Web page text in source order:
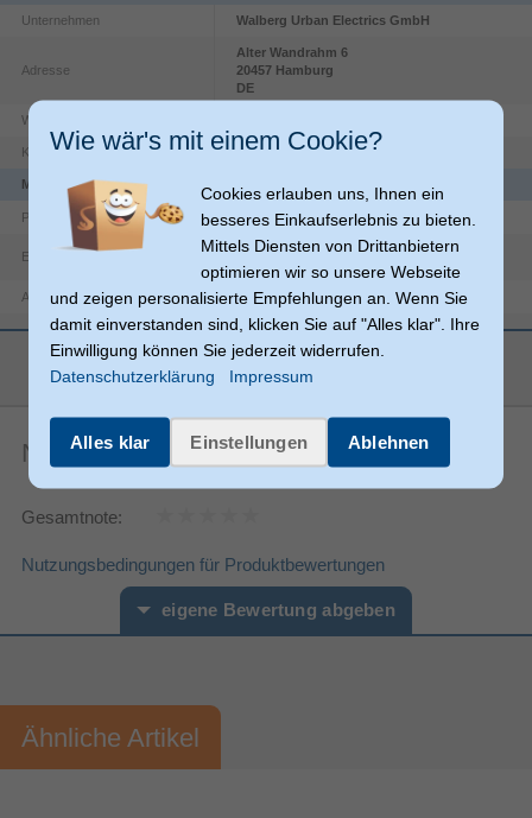
Unternehmen Walberg Urban Electrics GmbH
Adresse
Alter Wandrahm 6
20457 Hamburg
DE
Website
Kontakt service@my-egret.com
Merkmale
Produkttyp Electric scooter bag
Einfache Installation
Anzahl 1
Produktfarbe Schwarz
Markenkompatibilität
Artikelnummer 13990014463
Herstellerartikelnummer ME_19031
mehr anzeigen
Noch keine Artikelbewertungen
Gesamtnote:
Nutzungsbedingungen für Produktbewertungen
eigene Bewertung abgeben
Ihre Bewertung:
Ähnliche Artikel
Wie wär's mit einem Cookie?
Cookies erlauben uns, Ihnen ein
besseres Einkaufserlebnis zu bieten.
Mittels Diensten von Drittanbietern
optimieren wir so unsere Webseite
und zeigen personalisierte Empfehlungen an. Wenn Sie
damit einverstanden sind, klicken Sie auf "Alles klar". Ihre
Einwilligung können Sie jederzeit widerrufen.
Datenschutzerklärung
Impressum
Alles klar Einstellungen Ablehnen